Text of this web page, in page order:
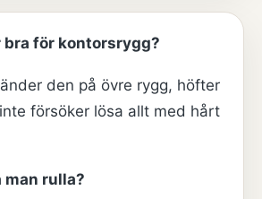
bra för kontorsrygg?
den på övre rygg, höfter
försöker lösa allt med hårt
man rulla?